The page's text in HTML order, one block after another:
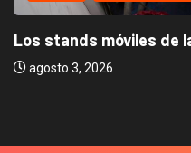
Los stands móviles de
agosto 3, 2026